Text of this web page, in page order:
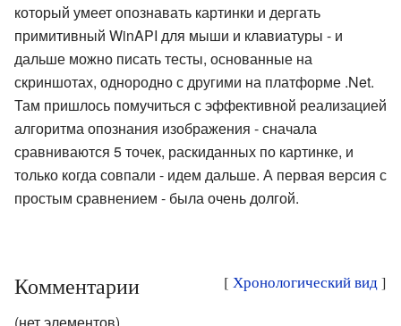
который умеет опознавать картинки и дергать
примитивный WinAPI для мыши и клавиатуры - и
дальше можно писать тесты, основанные на
скриншотах, однородно с другими на платформе .Net.
Там пришлось помучиться с эффективной реализацией
алгоритма опознания изображения - сначала
сравниваются 5 точек, раскиданных по картинке, и
только когда совпали - идем дальше. А первая версия с
простым сравнением - была очень долгой.
[ Хронологический вид]
Комментарии